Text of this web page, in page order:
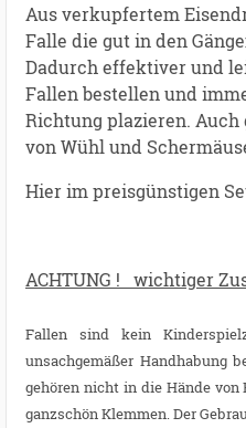
Aus verkupfertem
Falle die gut in den
Dadurch effektiver und
Fallen bestellen und
Richtung plazieren.
von Wühl und
Hier im preisgünstigen
ACHTUNG ! wichtiger
Fallen sind kein
unsachgemäßer Handhabung
gehören nicht in die Hände
ganzschön Klemmen. Der